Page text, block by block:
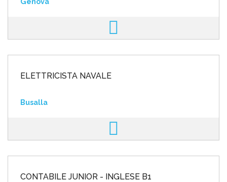
ELETTRICISTA NAVALE
Busalla
CONTABILE JUNIOR - INGLESE B1